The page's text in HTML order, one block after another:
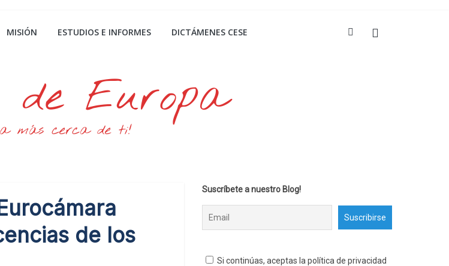
MISIÓN ESTUDIOS E INFORMES DICTÁMENES CESE
de Europa
más cerca de ti!
de los
Suscríbete a nuestro Blog!
Si continúas, aceptas la política de privacidad